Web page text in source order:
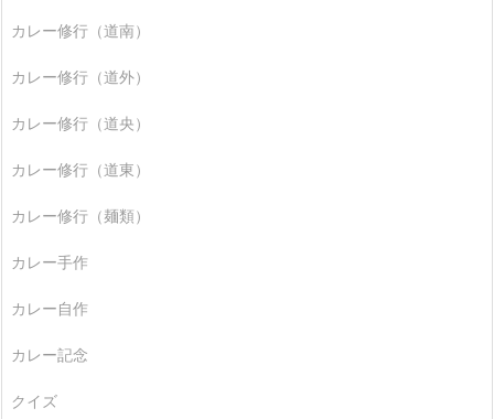
カレー修行（道南）
カレー修行（道外）
カレー修行（道央）
カレー修行（道東）
カレー修行（麺類）
カレー手作
カレー自作
カレー記念
クイズ